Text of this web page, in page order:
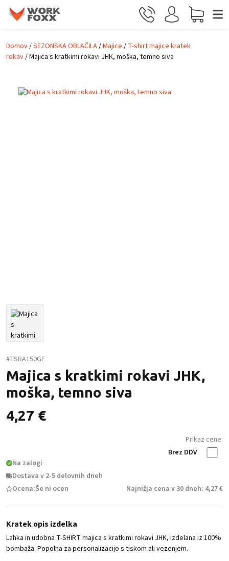
Domov/SEZONSKA OBLAČILA/Majice / T-shirt majice kratek
rokav/ Majica s kratkimi rokavi JHK, moška, temno siva
#TSRA150GF
Majica s kratkimi rokavi JHK,
moška, temno siva
4,27 €
Prikaz cene:
Brez DDV
Na zalogi
Dostava v 2-5 delovnih dneh
Ocena:Še ni ocen Najnižja cena v 30 dneh: 4,27 €
Kratek opis izdelka
Lahka in udobna T-SHIRT majica s kratkimi rokavi JHK, izdelana iz 100%
bombaža. Popolna za personalizacijo s tiskom ali vezenjem.